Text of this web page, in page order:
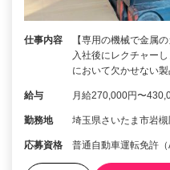
仕事内容
【専用の機械で金属
入社後にレクチャー
において欠かせない
給与 月給270,000円〜
勤務地 埼玉県さいたま市岩
応募資格 普通自動車運転免許